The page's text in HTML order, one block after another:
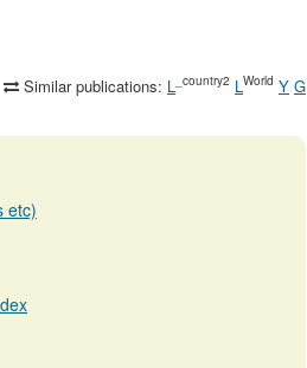
Similar publications: L _country2 L World Y G
etc)